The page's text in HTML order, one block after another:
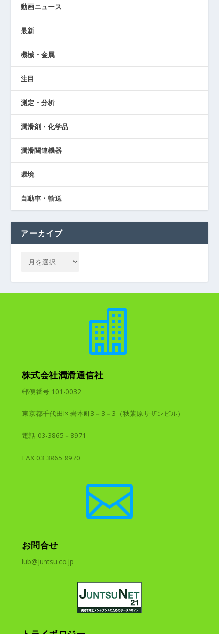
動画ニュース
最新
機械・金属
注目
測定・分析
潤滑剤・化学品
潤滑関連機器
環境
自動車・輸送
アーカイブ

株式会社潤滑通信社
郵便番号 101-0032
東京都千代田区岩本町3－3－3（秋葉原サザンビル）
電話 03-3865－8971
FAX 03-3865-8970

お問合せ
lub@juntsu.co.jp